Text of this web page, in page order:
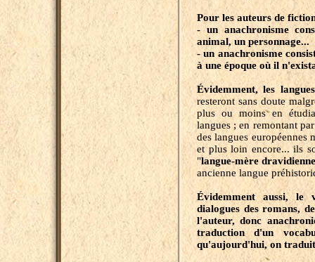
Pour les auteurs de
- un anachronisme
animal, un personnage...
- un anachronisme
à une époque où il
Évidemment, les
resteront sans doute
plus ou moins en
langues ; en remontant
des langues européennes
et plus loin encore... ils
"langue-mère
ancienne langue
Évidemment aussi, le
dialogues des romans,
l'auteur, donc
traduction d'un
qu'aujourd'hui, on